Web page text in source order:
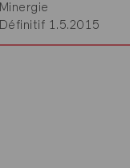
Minergie
Définitif 1.5.2015